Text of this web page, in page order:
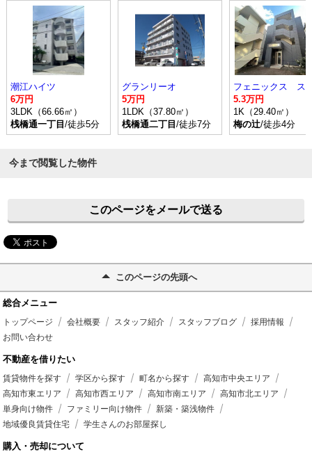
潮江ハイツ
6万円
3LDK（66.66㎡）
桟橋通一丁目 /徒歩5分
グランリーオ
5万円
1LDK（37.80㎡）
桟橋通二丁目 /徒歩7分
5.3万円
1K（29.40㎡）
梅の辻/徒歩4分
今まで閲覧した物件
このページをメールで送る
このページの先頭へ
総合メニュー
トップページ 会社概要 スタッフ紹介 スタッフブログ
採用情報
お問い合わせ
不動産を借りたい
賃貸物件を探す 学区から探す 町名から探す
高知市中央エリア
高知市東エリア
高知市西エリア 高知市南エリア
高知市北エリア
単身向け物件
ファミリー向け物件
新築・築浅物件
地域優良賃貸住宅
学生さんのお部屋探し
購入・売却について